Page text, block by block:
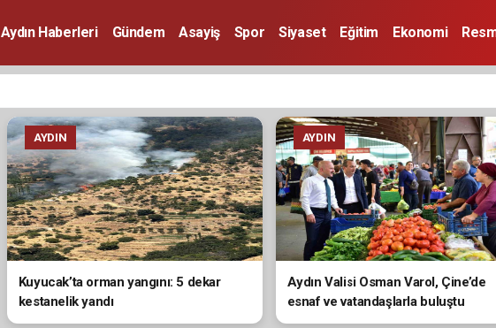
Aydın Haberleri Gündem Asayiş Spor Siyaset Eğitim Ekonomi
AYDIN
Kuyucak’ta orman yangını: 5 dekar
kestanelik yandı
AYDIN
Aydın Valisi Osman Varol, Çine’de
esnaf ve vatandaşlarla buluştu